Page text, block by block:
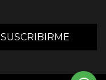
SUSCRIBIRME